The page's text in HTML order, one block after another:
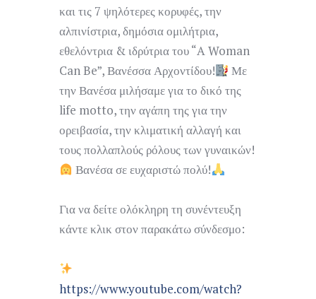
και τις 7 ψηλότερες κορυφές, την
αλπινίστρια, δημόσια ομιλήτρια,
εθελόντρια & ιδρύτρια του “A Woman
Can Be”, Βανέσσα Αρχοντίδου!
Με
την Βανέσα μιλήσαμε για το δικό της
life motto, την αγάπη της για την
ορειβασία, την κλιματική αλλαγή και
τους πολλαπλούς ρόλους των γυναικών!
Βανέσα σε ευχαριστώ πολύ!
Για να δείτε ολόκληρη τη συνέντευξη
κάντε κλικ στον παρακάτω σύνδεσμο:
https://www.youtube.com/watch?